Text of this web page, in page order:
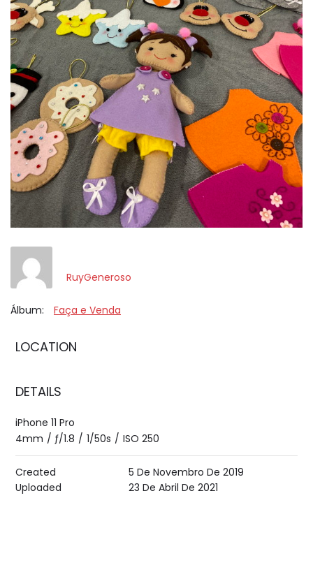
RuyGeneroso
Álbum: Faça e Venda
LOCATION
DETAILS
iPhone 11 Pro
4mm / ƒ/1.8 / 1/50s / ISO 250
Created
5 De Novembro De 2019
Uploaded
23 De Abril De 2021